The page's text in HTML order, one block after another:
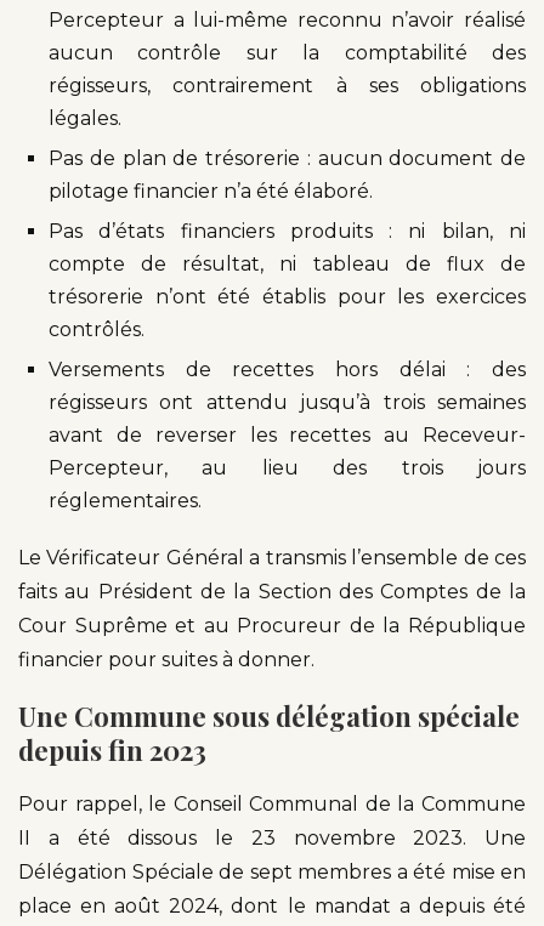
Percepteur a lui-même reconnu n’avoir réalisé
aucun contrôle sur la comptabilité des
régisseurs, contrairement à ses obligations
légales.
Pas de plan de trésorerie : aucun document de
pilotage financier n’a été élaboré.
Pas d’états financiers produits : ni bilan, ni
compte de résultat, ni tableau de flux de
trésorerie n’ont été établis pour les exercices
contrôlés.
Versements de recettes hors délai : des
régisseurs ont attendu jusqu’à trois semaines
avant de reverser les recettes au Receveur-
Percepteur, au lieu des trois jours
réglementaires.
Le Vérificateur Général a transmis l’ensemble de ces
faits au Président de la Section des Comptes de la
Cour Suprême et au Procureur de la République
financier pour suites à donner.
Une Commune sous délégation spéciale
depuis fin 2023
Pour rappel, le Conseil Communal de la Commune
II a été dissous le 23 novembre 2023. Une
Délégation Spéciale de sept membres a été mise en
place en août 2024, dont le mandat a depuis été